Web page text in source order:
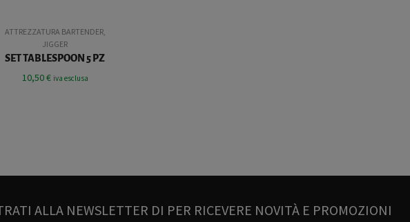
ATTREZZATURA BARTENDER,
JIGGER
SET TABLESPOON 5 PZ
10,50€ iva esclusa
ALLA NEWSLETTER DI PER RICEVERE NOVITÀ E PROMOZIONI